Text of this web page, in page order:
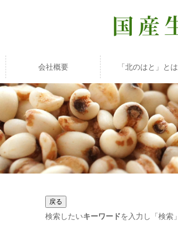
会社概要 「北のはと」とは
検索したいキーワードを入力し「検索